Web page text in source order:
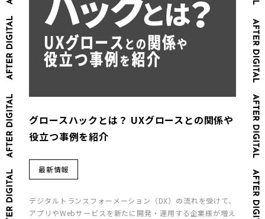
グロースハックとは？ UXグロースとの関係や
役立つ事例を紹介
最新情報
デジタルトランスフォーメーション（DX）の流れを受けて、
アプリやWebサービスを新たに開発・運用する企業様が増え